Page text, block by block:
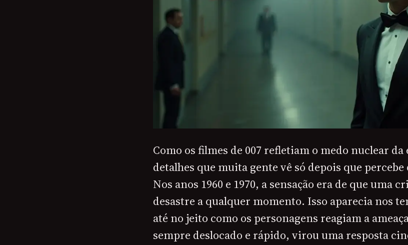
Como os filmes de 007 refletiam o medo nuclear da
detalhes que muita gente vê só depois que
Nos anos 1960 e 1970, a sensação era de que uma
desastre a qualquer momento. Isso aparecia nos
até no jeito como os personagens reagiam a
sempre deslocado e rápido, virou uma resposta